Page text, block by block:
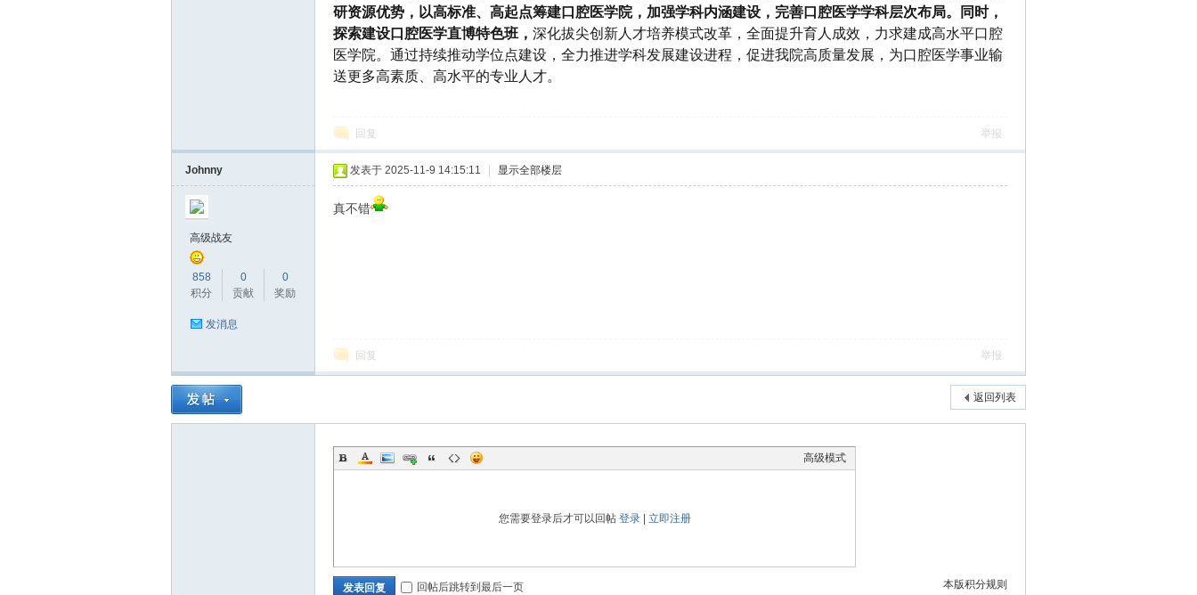
研资源优势，以高标准、高起点筹建口腔医学院，加强学科内涵建设，完善口腔医学学科层次布局。同时，
探索建设口腔医学直博特色班， 深化拔尖创新人才培养模式改革，全面提升育人成效，力求建成高水平口腔
医学院。通过持续推动学位点建设，全力推进学科发展建设进程，促进我院高质量发展，为口腔医学事业输
送更多高素质、高水平的专业人才。
回复 举报
Johnny
高级战友
858
积分
0
贡献
0
奖励
发消息
发表于 2025-11-9 14:15:11 显示全部楼层
真不错
回复 举报
返回列表
高级模式
您需要登录后才可以回帖 登录| 立即注册
本版积分规则
发表回复 回帖后跳转到最后一页